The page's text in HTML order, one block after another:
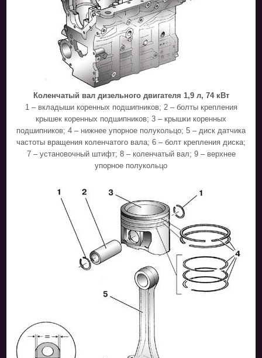
Коленчатый вал дизельного двигателя 1,9 л, 74 кВт
1 – вкладыши коренных подшипников; 2 – болты крепления
крышек коренных подшипников; 3 – крышки коренных
подшипников; 4 – нижнее упорное полукольцо; 5 – диск датчика
частоты вращения коленчатого вала; 6 – болт крепления диска;
7 – установочный штифт; 8 – коленчатый вал; 9 – верхнее
упорное полукольцо